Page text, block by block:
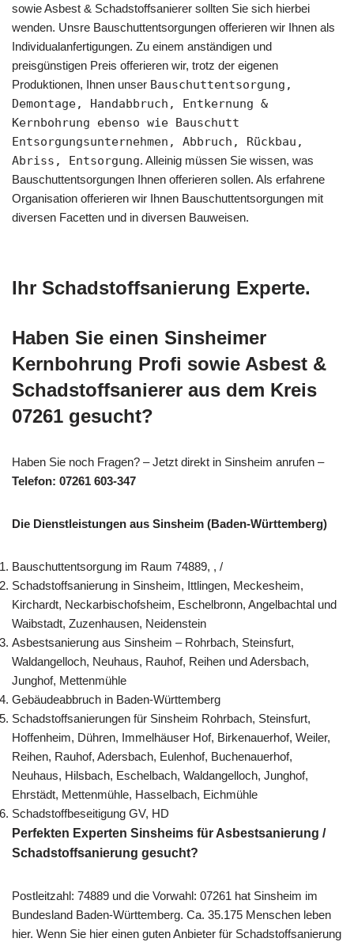
sowie Asbest & Schadstoffsanierer sollten Sie sich hierbei
wenden. Unsre Bauschuttentsorgungen offerieren wir Ihnen als
Individualanfertigungen. Zu einem anständigen und
preisgünstigen Preis offerieren wir, trotz der eigenen
Produktionen, Ihnen unser Bauschuttentsorgung,
Demontage, Handabbruch, Entkernung &
Kernbohrung ebenso wie Bauschutt
Entsorgungsunternehmen, Abbruch, Rückbau,
Abriss, Entsorgung. Alleinig müssen Sie wissen, was
Bauschuttentsorgungen Ihnen offerieren sollen. Als erfahrene
Organisation offerieren wir Ihnen Bauschuttentsorgungen mit
diversen Facetten und in diversen Bauweisen.
Ihr Schadstoffsanierung Experte.
Haben Sie einen Sinsheimer
Kernbohrung Profi sowie Asbest &
Schadstoffsanierer aus dem Kreis
07261 gesucht?
Haben Sie noch Fragen? – Jetzt direkt in Sinsheim anrufen –
Telefon: 07261 603-347
Die Dienstleistungen aus Sinsheim (Baden-Württemberg)
Bauschuttentsorgung im Raum 74889, , /
Schadstoffsanierung in Sinsheim, Ittlingen, Meckesheim,
Kirchardt, Neckarbischofsheim, Eschelbronn, Angelbachtal und
Waibstadt, Zuzenhausen, Neidenstein
Asbestsanierung aus Sinsheim – Rohrbach, Steinsfurt,
Waldangelloch, Neuhaus, Rauhof, Reihen und Adersbach,
Junghof, Mettenmühle
Gebäudeabbruch in Baden-Württemberg
Schadstoffsanierungen für Sinsheim Rohrbach, Steinsfurt,
Hoffenheim, Dühren, Immelhäuser Hof, Birkenauerhof, Weiler,
Reihen, Rauhof, Adersbach, Eulenhof, Buchenauerhof,
Neuhaus, Hilsbach, Eschelbach, Waldangelloch, Junghof,
Ehrstädt, Mettenmühle, Hasselbach, Eichmühle
Schadstoffbeseitigung GV, HD
Perfekten Experten Sinsheims für Asbestsanierung /
Schadstoffsanierung gesucht?
Postleitzahl: 74889 und die Vorwahl: 07261 hat Sinsheim im
Bundesland Baden-Württemberg. Ca. 35.175 Menschen leben
hier. Wenn Sie hier einen guten Anbieter für Schadstoffsanierung